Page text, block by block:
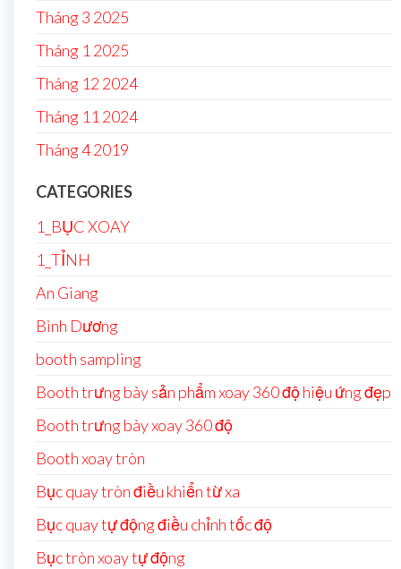
Tháng 3 2025
Tháng 1 2025
Tháng 12 2024
Tháng 11 2024
Tháng 4 2019
CATEGORIES
1_BỤC XOAY
1_TỈNH
An Giang
Bình Dương
booth sampling
Booth trưng bày sản phẩm xoay 360 độ hiệu ứng đẹp
Booth trưng bày xoay 360 độ
Booth xoay tròn
Bục quay tròn điều khiển từ xa
Bục quay tự động điều chỉnh tốc độ
Bục tròn xoay tự động